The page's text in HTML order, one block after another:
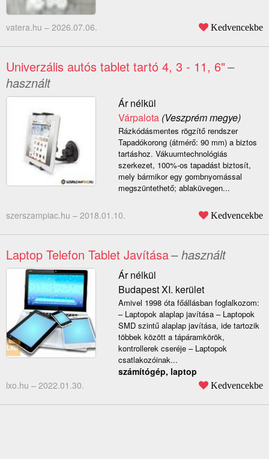
vatera.hu – 2026.07.06. Kedvencekbe
Univerzális autós tablet tartó 4, 3 - 11, 6"–
használt
Ár nélkül
Várpalota(Veszprém megye)
Rázkódásmentes rögzítő rendszer
Tapadókorong (átmérő: 90 mm) a biztos
tartáshoz. Vákuumtechnológiás
szerkezet, 100%-os tapadást biztosít,
mely bármikor egy gombnyomással
megszüntethető; ablaküvegen...
szerszampiac.hu – 2018.01.10. Kedvencekbe
Laptop Telefon Tablet Javítása– használt
Ár nélkül
Budapest XI. kerület
Amivel 1998 óta főállásban foglalkozom:
– Laptopok alaplap javítása – Laptopok
SMD szintű alaplap javítása, ide tartozik
többek között a tápáramkörök,
kontrollerek cseréje – Laptopok
csatlakozóinak...
számítógép, laptop
lxo.hu – 2022.01.30. Kedvencekbe